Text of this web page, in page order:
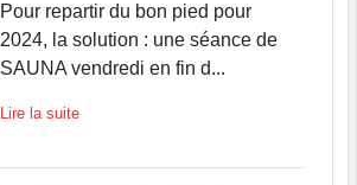
Pour repartir du bon pied pour
2024, la solution : une séance de
SAUNA vendredi en fin d...
Lire la suite